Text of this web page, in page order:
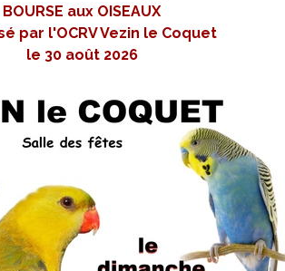
BOURSE aux OISEAUX
par l'OCRV Vezin le Coquet
le 30 août 2026